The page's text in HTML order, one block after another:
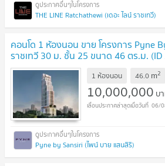
THE LINE Ratchathewi (เดอะ ไลน์ ราชเทวี)
คอนโด 1 ห้องนอน ขาย โครงการ Pyne
ราชเทวี 30 ม. ชั้น 25 ขนาด 46 ตร.ม.
1 ห้องนอน 46.0 m2
10,000,000 บ
06/
Pyne by Sansiri (ไพน์ บาย แสนสิริ)